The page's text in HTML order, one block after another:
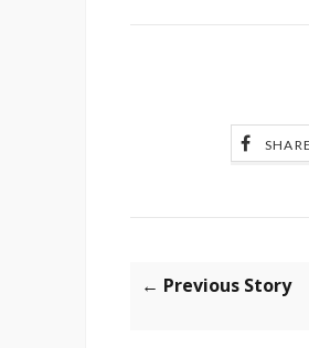
← Previous Story